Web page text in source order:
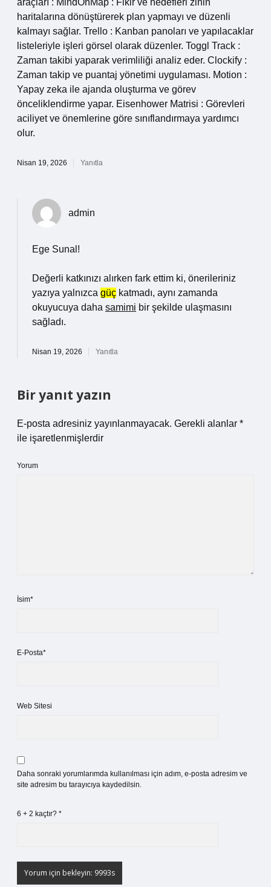
araçları : MindOnMap : Fikir ve hedefleri zihin
haritalarına dönüştürerek plan yapmayı ve düzenli
kalmayı sağlar. Trello : Kanban panoları ve yapılacaklar
listeleriyle işleri görsel olarak düzenler. Toggl Track :
Zaman takibi yaparak verimliliği analiz eder. Clockify :
Zaman takip ve puantaj yönetimi uygulaması. Motion :
Yapay zeka ile ajanda oluşturma ve görev
önceliklendirme yapar. Eisenhower Matrisi : Görevleri
aciliyet ve önemlerine göre sınıflandırmaya yardımcı
olur.
Nisan 19, 2026 Yanıtla
admin
Ege Sunal!
Değerli katkınızı alırken fark ettim ki, önerileriniz
yazıya yalnızca güç katmadı, aynı zamanda
okuyucuya daha samimi bir şekilde ulaşmasını
sağladı.
Nisan 19, 2026 Yanıtla
Bir yanıt yazın
E-posta adresiniz yayınlanmayacak. Gerekli alanlar *
ile işaretlenmişlerdir
Yorum
İsim*
E-Posta*
Web Sitesi
Daha sonraki yorumlarımda kullanılması için adım, e-posta adresim ve
site adresim bu tarayıcıya kaydedilsin.
6 + 2 kaçtır? *